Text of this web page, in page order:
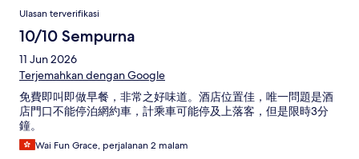
Ulasan terverifikasi
10/10 Sempurna
11 Jun 2026
Terjemahkan dengan Google
免費即叫即做早餐，非常之好味道。酒店位置佳，唯一問題是酒
店門口不能停泊網約車，計乘車可能停及上落客，但是限時3分
鐘。
Wai Fun Grace, perjalanan 2 malam